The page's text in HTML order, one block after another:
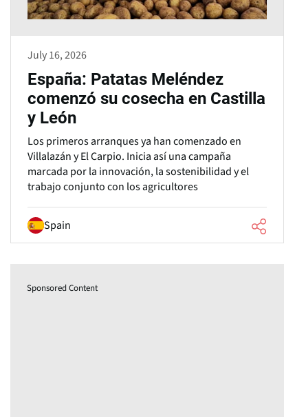
July 16, 2026
España: Patatas Meléndez
comenzó su cosecha en Castilla
y León
Los primeros arranques ya han comenzado en
Villalazán y El Carpio. Inicia así una campaña
marcada por la innovación, la sostenibilidad y el
trabajo conjunto con los agricultores
Spain
Sponsored Content